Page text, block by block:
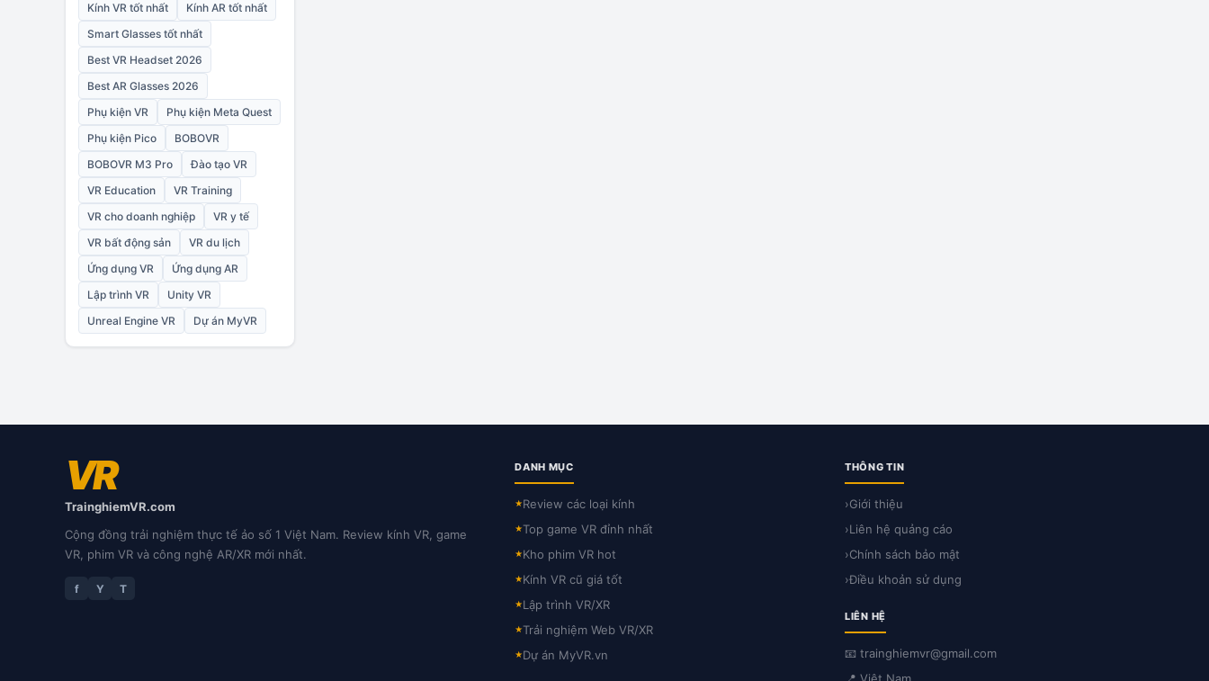
Kính VR tốt nhất
Kính AR tốt nhất
Smart Glasses tốt nhất
Best VR Headset 2026
Best AR Glasses 2026
Phụ kiện VR
Phụ kiện Meta Quest
Phụ kiện Pico
BOBOVR
BOBOVR M3 Pro
Đào tạo VR
VR Education
VR Training
VR cho doanh nghiệp
VR y tế
VR bất động sản
VR du lịch
Ứng dụng VR
Ứng dụng AR
Lập trình VR
Unity VR
Unreal Engine VR
Dự án MyVR
VR
TrainghiemVR.com
Cộng đồng trải nghiệm thực tế ảo số 1 Việt Nam. Review kính VR, game
VR, phim VR và công nghệ AR/XR mới nhất.
f Y T
DANH MỤC
★Review các loại kính
★Top game VR đỉnh nhất
★Kho phim VR hot
★Kính VR cũ giá tốt
★Lập trình VR/XR
★Trải nghiệm Web VR/XR
★Dự án MyVR.vn
THÔNG TIN
›Giới thiệu
›Liên hệ quảng cáo
›Chính sách bảo mật
›Điều khoản sử dụng
LIÊN HỆ
📧 trainghiemvr@gmail.com